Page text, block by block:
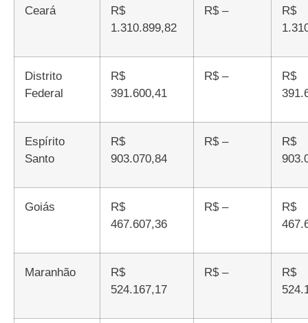
Ceará
R$
1.310.899,82
R$ –
R$
Distrito
Federal
R$
391.600,41
R$ –
R$
Espírito
Santo
R$
903.070,84
R$ –
R$
Goiás
R$
467.607,36
R$ –
R$
Maranhão
R$
524.167,17
R$ –
R$